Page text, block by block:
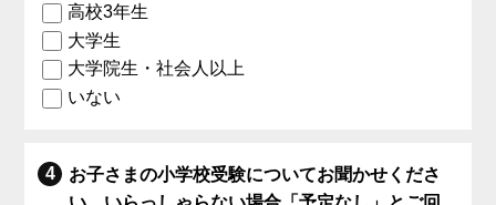
高校3年生
大学生
大学院生・社会人以上
いない
お子さまの小学校受験についてお聞かせくださ